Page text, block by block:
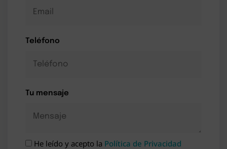
Teléfono
Tu mensaje
He leído y acepto la Política de Privacidad